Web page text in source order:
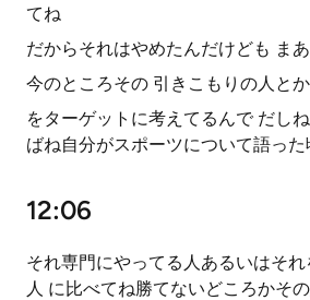
てね
だからそれはやめたんだけども ま
今のところその 引きこもりの人とか
をターゲットに考えてるんで だし
ばね自分がスポーツについて語った
12:06
それ専門にやってる人あるいはそ
人 に比べてね勝てないどころかそ